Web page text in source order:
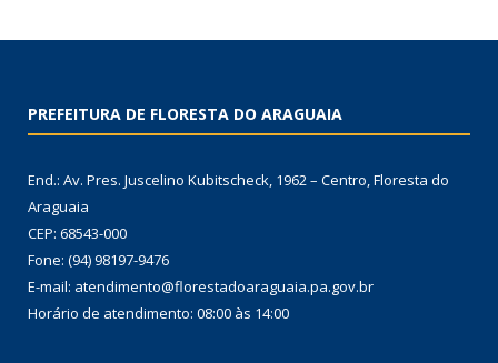
PREFEITURA DE FLORESTA DO ARAGUAIA
End.: Av. Pres. Juscelino Kubitscheck, 1962 – Centro, Floresta do
Araguaia
CEP: 68543-000
Fone: (94) 98197-9476
E-mail: atendimento@florestadoaraguaia.pa.gov.br
Horário de atendimento: 08:00 às 14:00